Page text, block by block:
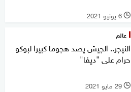
l 6 يونيو 2021
عالم
النيجر.. الجيش يصد هجوما كبيرا لبوكو
حرام على "ديفا"
l 29 مايو 2021